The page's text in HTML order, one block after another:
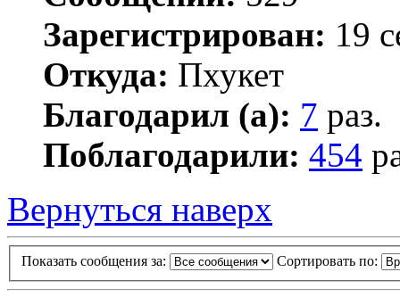
Зарегистрирован: 19
Откуда: Пхукет
Благодарил (а): 7 раз.
Поблагодарили: 454
Вернуться наверх
Показать сообщения за: Сортировать по: